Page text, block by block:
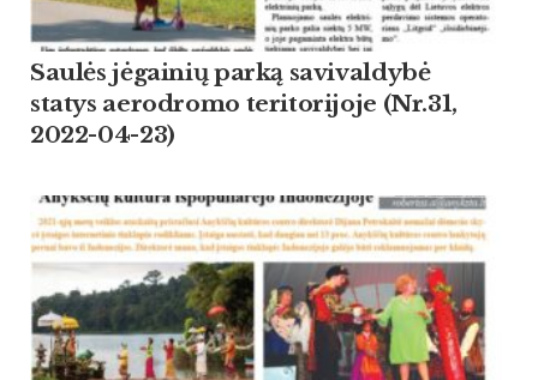
Saulės jėgainių parką savivaldybė
statys aerodromo teritorijoje (Nr.31,
2022-04-23)